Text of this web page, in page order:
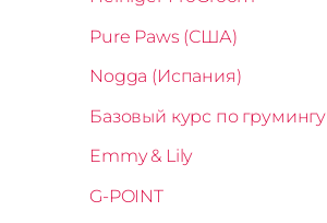
Pure Paws (США)
Nogga (Испания)
Базовый курс по грумингу
Emmy & Lily
G-POINT